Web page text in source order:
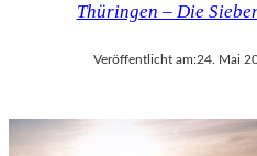
Thüringen – Die
Veröffentlicht am:24. Mai